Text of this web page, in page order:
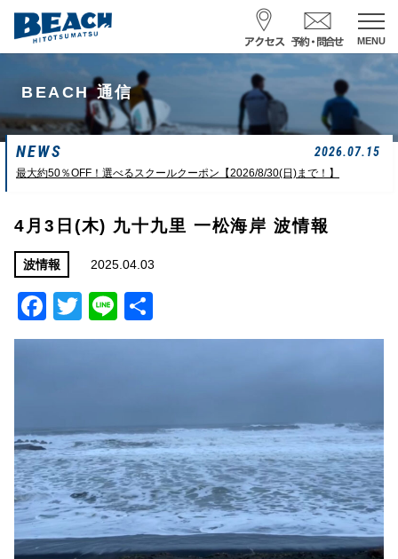
MENU
スクール予約・お問合せ
レンタル予約
サーフ ナミイーヨ
0475-32-7314
一松海岸 波情報
サイズ
カターアタマ
状態
ややハード
BEACH 通信
NEWS 2026.07.15
最大約50％OFF！選べるスクールクーポン【2026/8/30(日)まで！】
4月3日(木) 九十九里 一松海岸 波情報
波情報 2025.04.03
Facebook
Twitter
Line
有